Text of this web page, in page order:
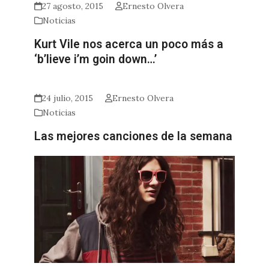
27 agosto, 2015
Ernesto Olvera
Noticias
Kurt Vile nos acerca un poco más a
‘b’lieve i’m goin down…’
24 julio, 2015
Ernesto Olvera
Noticias
Las mejores canciones de la semana